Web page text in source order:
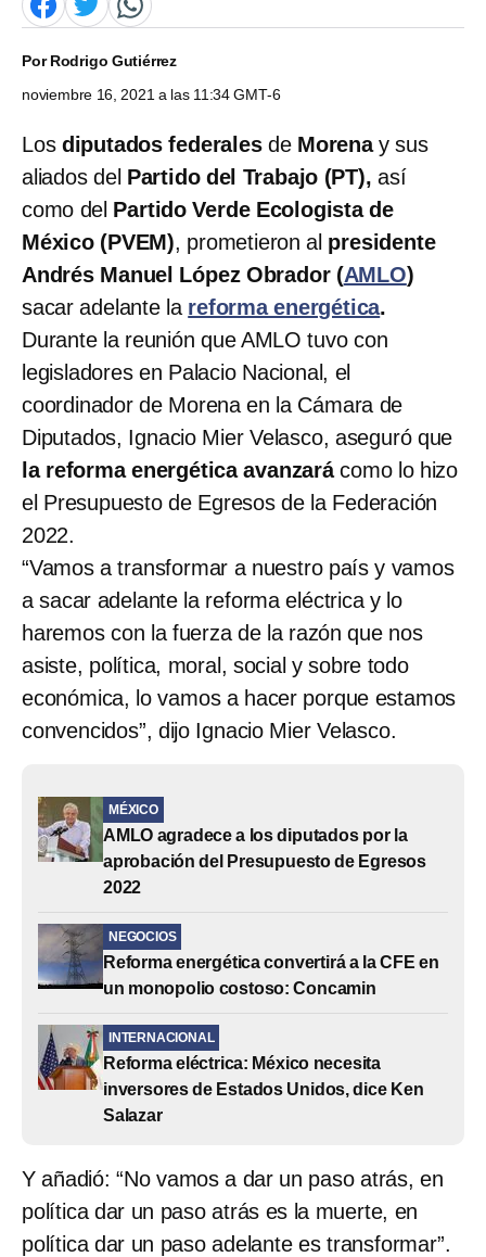
PorRodrigo Gutiérrez
noviembre 16, 2021 a las 11:34 GMT-6
Los diputados federalesde Morenay sus
aliados del Partido del Trabajo (PT), así
como del Partido Verde Ecologista de
México (PVEM), prometieron al presidente
Andrés Manuel López Obrador (AMLO)
sacar adelante la reforma energética.
Durante la reunión que AMLO tuvo con
legisladores en Palacio Nacional, el
coordinador de Morena en la Cámara de
Diputados, Ignacio Mier Velasco, aseguró que
la reforma energética avanzarácomo lo hizo
el Presupuesto de Egresos de la Federación
2022.
“Vamos a transformar a nuestro país y vamos
a sacar adelante la reforma eléctrica y lo
haremos con la fuerza de la razón que nos
asiste, política, moral, social y sobre todo
económica, lo vamos a hacer porque estamos
convencidos”, dijo Ignacio Mier Velasco.
MÉXICO
AMLO agradece a los diputados por la
aprobación del Presupuesto de Egresos
2022
NEGOCIOS
Reforma energética convertirá a la CFE en
un monopolio costoso: Concamin
INTERNACIONAL
Reforma eléctrica: México necesita
inversores de Estados Unidos, dice Ken
Salazar
Y añadió: “No vamos a dar un paso atrás, en
política dar un paso atrás es la muerte, en
política dar un paso adelante es transformar”.